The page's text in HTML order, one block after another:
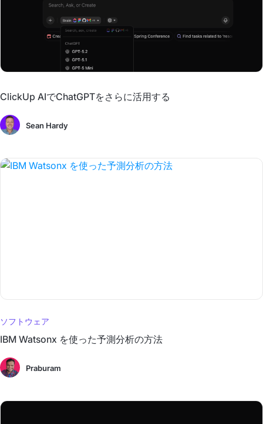
ClickUp AIでChatGPTをさらに活用する
Sean Hardy
ソフトウェア
IBM Watsonx を使った予測分析の方法
Praburam